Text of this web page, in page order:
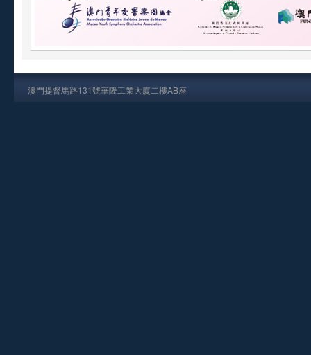
澳門提督馬路131號華隆工業大廈二樓AB座